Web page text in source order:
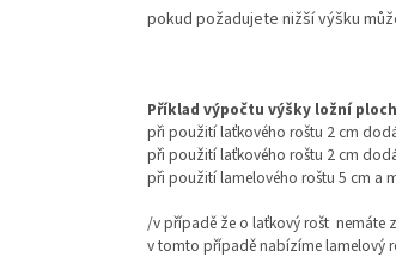
pokud požadujete nižší výšku
Příklad výpočtu výšky ložní
při použití laťkového roštu 2 cm
při použití laťkového roštu 2 cm
při použití lamelového roštu 5 cm a
/v případě že o laťkový rošt nemáte
v tomto případě nabízíme lamelový